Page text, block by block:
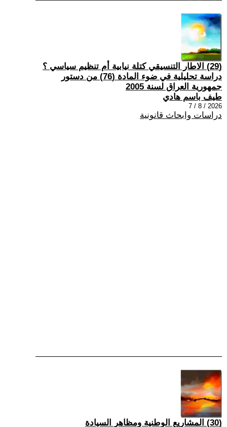
(29) الاطار التنسيقي كتلة نيابية أم تنظيم سياسي ؟
دراسة تحليلية في ضوء المادة (76) من دستور
جمهورية العراق لسنة 2005
طيف باسم هادي
2026 / 8 / 7
دراسات وابحاث قانونية
(30) المشاريع الوطنية ومظاهر السيادة